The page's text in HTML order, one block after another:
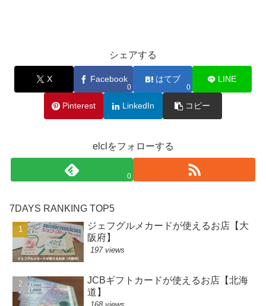
シェアする
X Facebook
0
はてブ
0
LINE
Pinterest LinkedIn コピー
elclをフォローする
0
7DAYS RANKING TOP5
ジェフグルメカードが使えるお店【大
阪府】
197 views
JCBギフトカードが使えるお店【北海
道】